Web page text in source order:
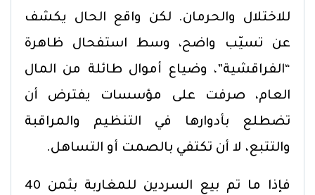
للاختلال والحرمان. لكن واقع الحال يكشف
عن تسيّب واضح، وسط استفحال ظاهرة
“الفراقشية”، وضياع أموال طائلة من المال
العام، صرفت على مؤسسات يفترض أن
تضطلع بأدوارها في التنظيم والمراقبة
والتتبع، لا أن تكتفي بالصمت أو التساهل.
فإذا ما تم بيع السردين للمغاربة بثمن 40